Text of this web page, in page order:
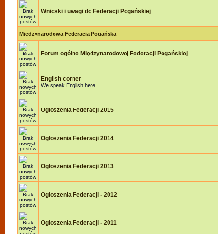
Wnioski i uwagi do Federacji Pogańskiej
Międzynarodowa Federacja Pogańska
Forum ogólne Międzynarodowej Federacji Pogańskiej
English corner
We speak English here.
Ogłoszenia Federacji 2015
Ogłoszenia Federacji 2014
Ogłoszenia Federacji 2013
Ogłoszenia Federacji - 2012
Ogłoszenia Federacji - 2011